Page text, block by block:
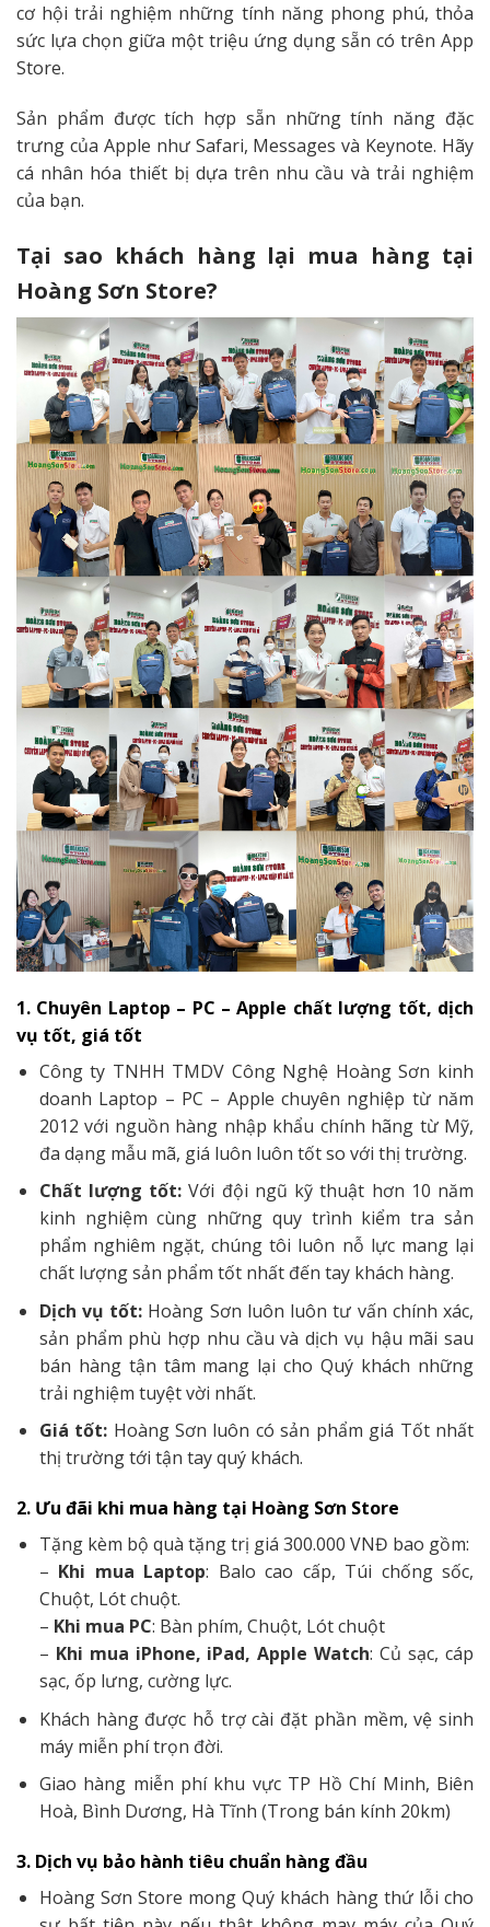
cơ hội trải nghiệm những tính năng phong phú, thỏa
sức lựa chọn giữa một triệu ứng dụng sẵn có trên App
Store.
Sản phẩm được tích hợp sẵn những tính năng đặc
trưng của Apple như Safari, Messages và Keynote. Hãy
cá nhân hóa thiết bị dựa trên nhu cầu và trải nghiệm
của bạn.
Tại sao khách hàng lại mua hàng tại
Hoàng Sơn Store?
1. Chuyên Laptop – PC – Apple chất lượng tốt, dịch
vụ tốt, giá tốt
Công ty TNHH TMDV Công Nghệ Hoàng Sơn kinh
doanh Laptop – PC – Apple chuyên nghiệp từ năm
2012 với nguồn hàng nhập khẩu chính hãng từ Mỹ,
đa dạng mẫu mã, giá luôn luôn tốt so với thị trường.
Chất lượng tốt: Với đội ngũ kỹ thuật hơn 10 năm
kinh nghiệm cùng những quy trình kiểm tra sản
phẩm nghiêm ngặt, chúng tôi luôn nỗ lực mang lại
chất lượng sản phẩm tốt nhất đến tay khách hàng.
Dịch vụ tốt: Hoàng Sơn luôn luôn tư vấn chính xác,
sản phẩm phù hợp nhu cầu và dịch vụ hậu mãi sau
bán hàng tận tâm mang lại cho Quý khách những
trải nghiệm tuyệt vời nhất.
Giá tốt: Hoàng Sơn luôn có sản phẩm giá Tốt nhất
thị trường tới tận tay quý khách.
2. Ưu đãi khi mua hàng tại Hoàng Sơn Store
Tặng kèm bộ quà tặng trị giá 300.000 VNĐ bao gồm:
– Khi mua Laptop: Balo cao cấp, Túi chống sốc,
Chuột, Lót chuột.
– Khi mua PC: Bàn phím, Chuột, Lót chuột
– Khi mua iPhone, iPad, Apple Watch: Củ sạc, cáp
sạc, ốp lưng, cường lực.
Khách hàng được hỗ trợ cài đặt phần mềm, vệ sinh
máy miễn phí trọn đời.
Giao hàng miễn phí khu vực TP Hồ Chí Minh, Biên
Hoà, Bình Dương, Hà Tĩnh (Trong bán kính 20km)
3. Dịch vụ bảo hành tiêu chuẩn hàng đầu
Hoàng Sơn Store mong Quý khách hàng thứ lỗi cho